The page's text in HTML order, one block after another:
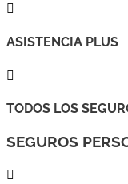

ASISTENCIA PLUS

TODOS LOS
SEGUROS
